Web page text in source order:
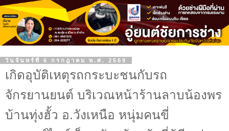
วันจันทร์ที่ 6 กรกฎาคม พ.ศ. 2569
เกิดอุบัติเหตุรถกระบะชนกับรถ
จักรยานยนต์ บริเวณหน้าร้านลาบน้องพร
บ้านทุ่งฮั้ว อ.วังเหนือ หนุ่มคนขี่